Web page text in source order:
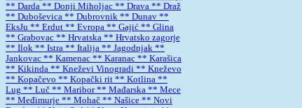
** Darda ** Donji Miholjac ** Drava ** Draž
** Duboševica ** Dubrovnik ** Dunav **
EksJu ** Erdut ** Evropa ** Gajić ** Glina
** Grabovac ** Hrvatska ** Hrvatsko zagorje
** Ilok ** Istra ** Italija ** Jagodnjak **
Jankovac ** Kamenac ** Karanac ** Karašica
** Kikinda ** Kneževi Vinogradi ** Kneževo
** Kopačevo ** Kopački rit ** Kotlina **
Lug ** Luč ** Maribor** Mađarska ** Mece
** Međimurje ** Mohač ** Našice ** Novi